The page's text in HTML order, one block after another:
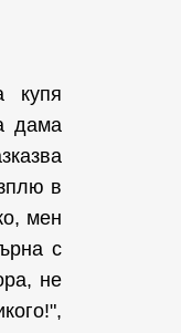
купя
дама
в
мен
с
не